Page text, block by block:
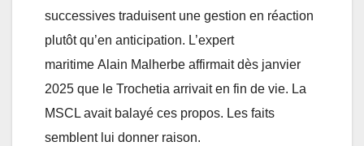
successives traduisent une gestion en réaction
plutôt qu’en anticipation. L’expert
maritime Alain Malherbe affirmait dès janvier
2025 que le Trochetia arrivait en fin de vie. La
MSCL avait balayé ces propos. Les faits
semblent lui donner raison.